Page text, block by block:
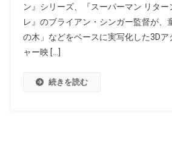
ン』シリーズ、『スーパーマン リタ
レ』のブライアン・シンガー監督が、
の木」などをベースに実写化した3Dア
ャー映 […]
続きを読む